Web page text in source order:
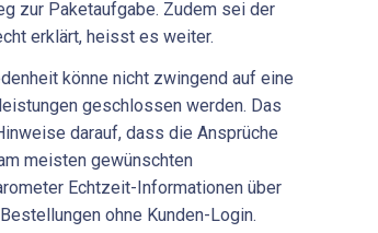
zur Paketaufgabe. Zudem sei der
erklärt, heisst es weiter.
könne nicht zwingend auf eine
geschlossen werden. Das
darauf, dass die Ansprüche
meisten gewünschten
Echtzeit-Informationen über
ohne Kunden-Login.